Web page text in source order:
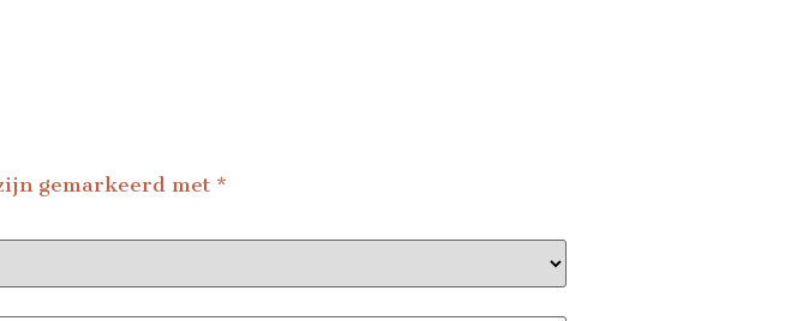
gemarkeerd met *